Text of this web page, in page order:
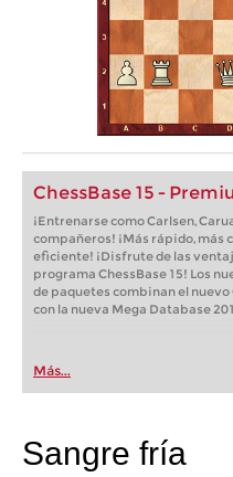
ChessBase 15 -
¡Entrenarse como Carlsen,
compañeros! ¡Más rápido, más
eficiente! ¡Disfrute de las
programa ChessBase 15! Los
de paquetes combinan el nuevo
con la nueva Mega Database
Más...
Sangre fría